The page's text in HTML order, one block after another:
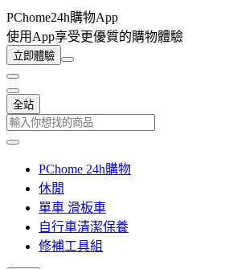
PChome24h購物App
使用App享受更優質的購物體驗
立即體驗
全站
PChome 24h購物
休閒
單車 滑板車
自行車清潔保養
修補工具組